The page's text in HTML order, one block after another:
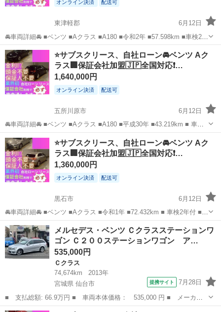
オンライン決済 配送可
東津軽郡
6月12日
🚘車両詳細🚘 ■ベンツ ■Aクラス ■A180 ■令和2年 ■57.598km ■車検2年
付 ■月々30.000円 🚙車両装備🚙 ■ナビ ■TV ■バックカメラ ■ドライブ
レコーダー ■プッシュスタート ■ETC 他 ...
青森 東津軽郡 ベンツ（メルセデス）
⭐️サブスクリース、自社ローン🚘️ベンツ Aク
ラス🏢保証会社加盟🇯🇵全国対応❗…
1,640,000円
オンライン決済 配送可
五所川原市
6月12日
🚘車両詳細🚘 ■ベンツ ■Aクラス ■A180 ■平成30年 ■43.219km ■ 車検2
年付 ■月々30.000円 🚙車両装備🚙 ■ナビ ■TV ■バックカメラ ■ドライ
ブレコーダー ■プッシュスタート ■ETC 他...
青森 五所川原市 ベンツ（メルセデス）
⭐️サブスクリース、自社ローン🚘️ベンツ Aク
ラス🏢保証会社加盟🇯🇵全国対応❗…
1,360,000円
オンライン決済 配送可
黒石市
6月12日
🚘車両詳細🚘 ■ベンツ ■Aクラス ■令和1年 ■72.432km ■ 車検2年付 ■
月々30.000円 🚙車両装備🚙 ■ナビ ■TV ■バックカメラ ■ドライブレコ
ーダー ■プッシュスタート ■ETC 他 🚗頭金な...
青森 黒石市 ベンツ（メルセデス） 車両
メルセデス・ベンツ Ｃクラスステーションワ
ゴン Ｃ２００ステーションワゴン ア…
535,000円
Ｃクラス
74,674km
2013年
宮城県 仙台市
提携サイト 7月28日
■ 支払総額: 66.9万円 ■ 車両本体価格： 535,000 円 ■ メーカー
名： メルセデス・ベンツ ■ 車種名： Ｃクラスステーションワゴ